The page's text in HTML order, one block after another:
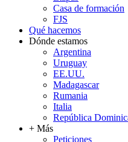
Casa de formación
FJS
Qué hacemos
Dónde estamos
Argentina
Uruguay
EE.UU.
Madagascar
Rumania
Italia
República
+ Más
Peticiones